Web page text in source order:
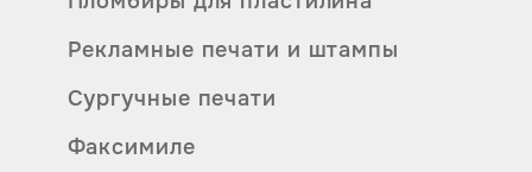
Рекламные печати и штампы
Сургучные печати
Факсимиле